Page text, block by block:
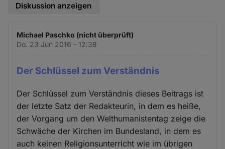
Diskussion anzeigen
Michael Paschko (nicht überprüft)
Do. 23 Jun 2016 - 12:38
Der Schlüssel zum Verständnis
Der Schlüssel zum Verständnis dieses Beitrags ist
der letzte Satz der Redakteurin, in dem es heiße,
der Vorgang um den Welthumanistentag zeige die
Schwäche der Kirchen im Bundesland, in dem es
auch keinen Religionsunterricht wie im übrigen